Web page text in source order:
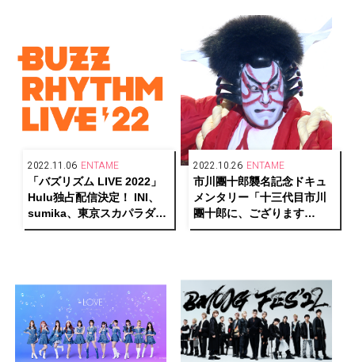
2022.11.06 ENTAME
「バズリズム LIVE 2022」
Hulu独占配信決定！ INI、
sumika、東京スカパラダイ
スオーケストラ、THE
2022.10.26 ENTAME
市川團十郎襲名記念ドキュ
メンタリー「十三代目市川
團十郎に、ござります
る。」Huluだけの特別版 独